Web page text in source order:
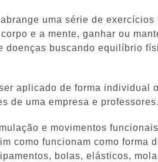
uma série de
e a mente, ganhar ou
doenças buscando equilíbrio
aplicado de forma individual
de uma empresa e professores.
e movimentos
como funcionam como forma
bolas, elásticos,